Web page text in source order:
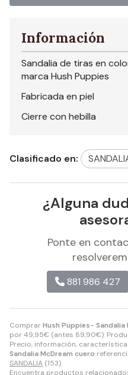
ComprarHush Puppies- Sandalia
por49,95€ (antes 89,90€).
Precio, información,
Sandalia McDream cuero
SANDALIA (153).
Encuentra productos
Información
Sandalia de tiras en
marca Hush Puppies
Fabricada en piel
Cierre con hebilla
Clasificado en:
¿Alguna
Ponte en
881 986 427